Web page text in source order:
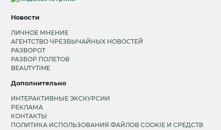
Новости
ЛИЧНОЕ МНЕНИЕ
АГЕНТСТВО ЧРЕЗВЫЧАЙНЫХ НОВОСТЕЙ
РАЗВОРОТ
РАЗБОР ПОЛЕТОВ
BEAUTYTIME
Дополнительно
ИНТЕРАКТИВНЫЕ ЭКСКУРСИИ
РЕКЛАМА
КОНТАКТЫ
ПОЛИТИКА ИСПОЛЬЗОВАНИЯ ФАЙЛОВ COOKIE И СРЕДСТВ